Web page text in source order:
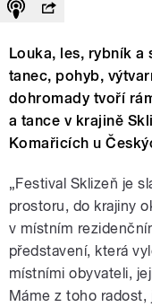
Louka, les, rybník a
tanec, pohyb,
dohromady tvoří
a tance v krajině
Komařicích u
„Festival Sklizeň je
prostoru, do krajiny
v místním
představení, která
místními obyvateli,
Máme z toho radost,